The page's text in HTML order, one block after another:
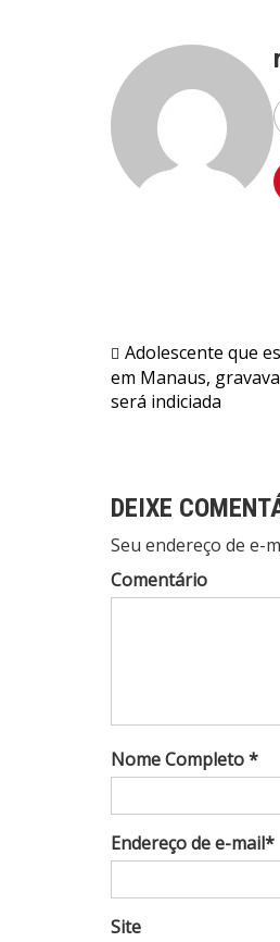
Navegação
de
Adolescente que
em Manaus,
será indiciada
DEIXE
Seu endereço de e-
Comentário
Nome Completo *
Endereço de e-mail*
Site